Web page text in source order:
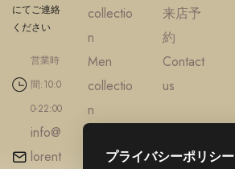
にてご連絡
ください
営業時
間:10:0
0-22:00
info@
lorent
collectio
n
Men
collectio
n
ries
来店予
約
Contact
us
プライバシーポリシー